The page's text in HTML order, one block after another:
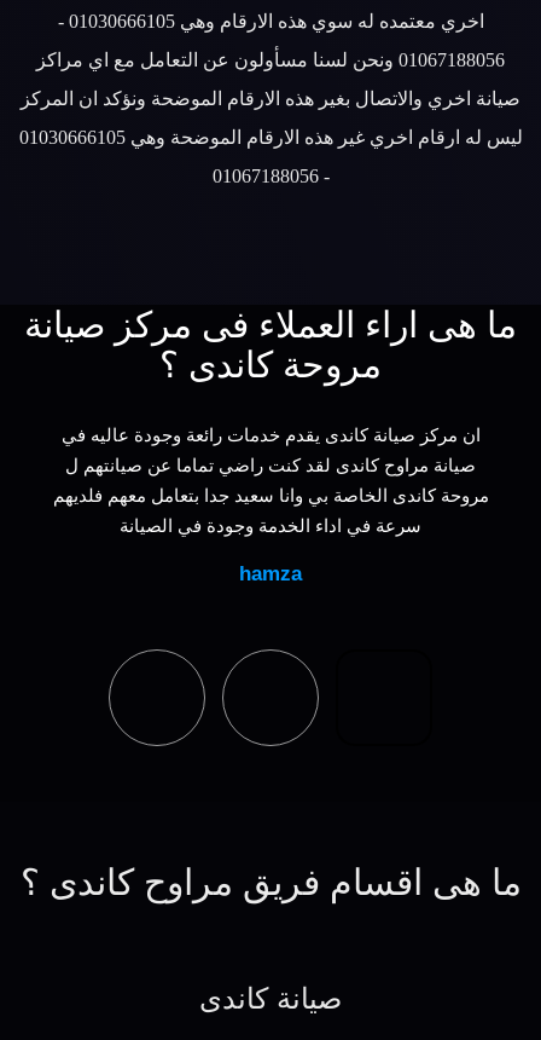
اخري معتمده له سوي هذه الارقام وهي 01030666105 -
01067188056 ونحن لسنا مسأولون عن التعامل مع اي مراكز
صيانة اخري والاتصال بغير هذه الارقام الموضحة ونؤكد ان المركز
ليس له ارقام اخري غير هذه الارقام الموضحة وهي 01030666105
- 01067188056
ما هى اراء العملاء فى مركز صيانة
مروحة كاندى ؟
ان مركز صيانة كاندى يقدم خدمات رائعة وجودة عاليه في
صيانة مراوح كاندى لقد كنت راضي تماما عن صيانتهم ل
مروحة كاندى الخاصة بي وانا سعيد جدا بتعامل معهم فلديهم
سرعة في اداء الخدمة وجودة في الصيانة
hamza
ما هى اقسام فريق مراوح كاندى ؟
صيانة كاندى